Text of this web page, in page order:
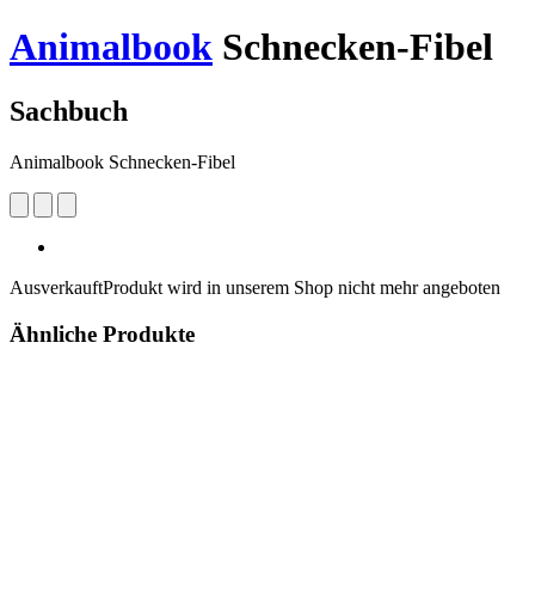
Animalbook Schnecken-Fibel
Sachbuch
Animalbook Schnecken-Fibel
AusverkauftProdukt wird in unserem Shop nicht mehr angeboten
Ähnliche Produkte